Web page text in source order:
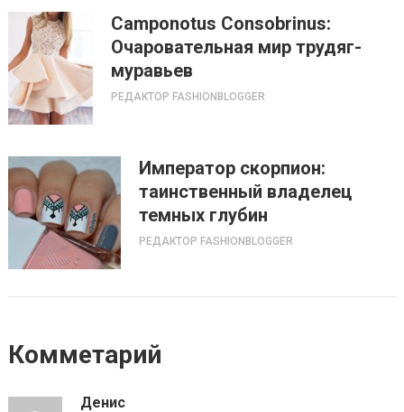
Camponotus Consobrinus:
Очаровательная мир трудяг-
муравьев
РЕДАКТОР FASHIONBLOGGER
Император скорпион:
таинственный владелец
темных глубин
РЕДАКТОР FASHIONBLOGGER
Комметарий
Денис